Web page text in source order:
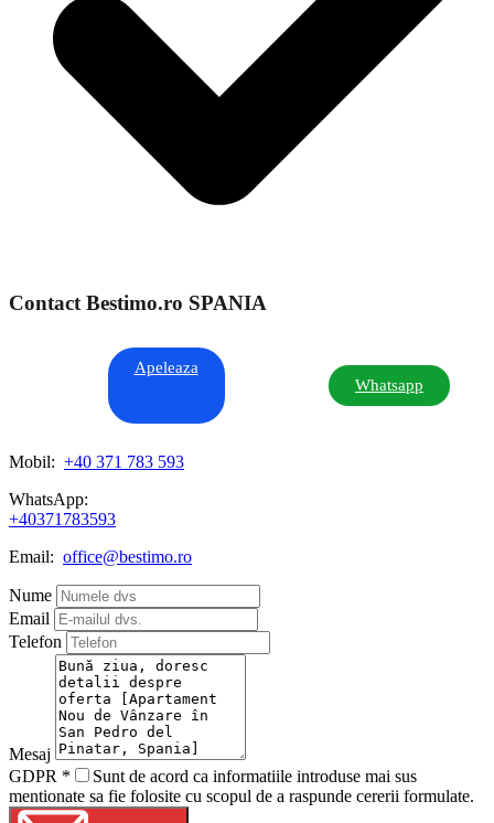
Contact Bestimo.ro SPANIA
Apeleaza
Whatsapp
Mobil: +40 371 783 593
WhatsApp:
+40371783593
Email: office@bestimo.ro
Nume
Email
Telefon
Mesaj
GDPR *
Sunt de acord ca informatiile introduse mai sus
mentionate sa fie folosite cu scopul de a raspunde cererii formulate.